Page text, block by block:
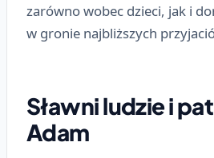
zarówno wobec dzieci, jak i
w gronie najbliższych
Sławni ludzie i
Adam